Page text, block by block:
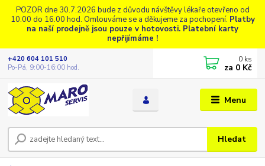
POZOR dne 30.7.2026 bude z důvodu návštěvy lékaře otevřeno od
10.00 do 16.00 hod. Omlouváme se a děkujeme za pochopení. Platby
na naší prodejně jsou pouze v hotovosti. Platební karty
nepřijímáme !
Menu
Hledat
+420 604 101 510
Po-Pá, 9:00-16:00 hod.
0 ks
za 0 Kč